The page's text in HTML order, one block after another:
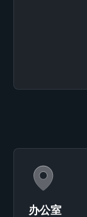
办公室